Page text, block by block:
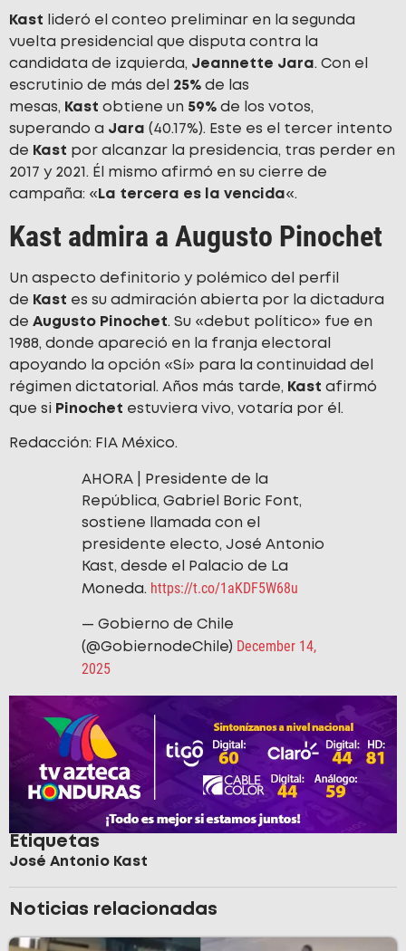
Kast lideró el conteo preliminar en la segunda
vuelta presidencial que disputa contra la
candidata de izquierda, Jeannette Jara. Con el
escrutinio de más del 25% de las
mesas, Kast obtiene un 59% de los votos,
superando a Jara (40.17%). Este es el tercer intento
de Kast por alcanzar la presidencia, tras perder en
2017 y 2021. Él mismo afirmó en su cierre de
campaña: « La tercera es la vencida«.
Kast admira a Augusto Pinochet
Un aspecto definitorio y polémico del perfil
de Kast es su admiración abierta por la dictadura
de Augusto Pinochet. Su «debut político» fue en
1988, donde apareció en la franja electoral
apoyando la opción «Sí» para la continuidad del
régimen dictatorial. Años más tarde, Kast afirmó
que si Pinochet estuviera vivo, votaría por él.
Redacción: FIA México.
AHORA | Presidente de la
República, Gabriel Boric Font,
sostiene llamada con el
presidente electo, José Antonio
Kast, desde el Palacio de La
Moneda. https://t.co/1aKDF5W68u
— Gobierno de Chile
(@GobiernodeChile) December 14,
2025
Etiquetas
José Antonio Kast
Noticias relacionadas